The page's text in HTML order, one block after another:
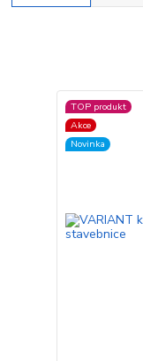
TOP produkt
Akce
Novinka